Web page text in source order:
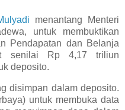
menantang Menteri
untuk membuktikan
Pendapatan dan Belanja
senilai Rp 4,17 triliun
deposito.
disimpan dalam deposito.
untuk membuka data